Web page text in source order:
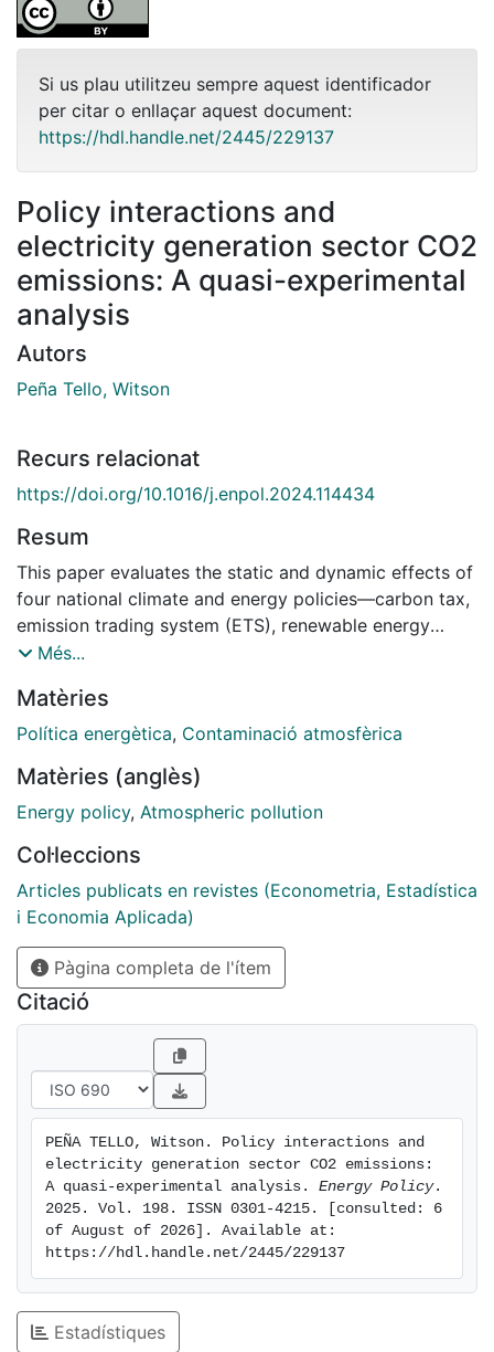
Si us plau utilitzeu sempre aquest identificador
per citar o enllaçar aquest document:
https://hdl.handle.net/2445/229137
Policy interactions and
electricity generation sector CO2
emissions: A quasi-experimental
analysis
Autors
Peña Tello, Witson
Recurs relacionat
https://doi.org/10.1016/j.enpol.2024.114434
Resum
This paper evaluates the static and dynamic effects of
four national climate and energy policies—carbon tax,
emission trading system (ETS), renewable energy
auctions, and feed-in policy—on reducing CO2
sector. Using a panel of 109 countries over 30 years,
this study applies difference-in-differences (DID) and
level, and geographic variations. Results show that
while most static policy interactions may not reduce
combined carbon pricing and renewable policies. The
dynamic interactions of ETS may have contributed to
CO2 emission reductions in countries that adopted
them, conditional on economic development and
governance. Carbon pricing and feed-in policies could
mitigate CO2 emissions by promoting renewable
energy supply and reducing carbon intensity. Using a
quasi-experimental approach, this study contributes to
the empirical literature on the effects of four key
policy interactions on CO2 emissions in global
electricity generation. The findings highlight the need
for tailored policy combinations to decarbonize the
electricity generation sector, considering each
country’s specific circumstances, such as development
level and governance.
Més...
Matèries
Política energètica, Contaminació atmosfèrica
Matèries (anglès)
Energy policy, Atmospheric pollution
Col·leccions
Articles publicats en revistes (Econometria, Estadística
i Economia Aplicada)
Pàgina completa de l'ítem
Citació
PEÑA TELLO, Witson. Policy interactions and
electricity generation sector CO2 emissions:
A quasi-experimental analysis. Energy Policy.
2025. Vol. 198. ISSN 0301-4215. [consulted: 6
of August of 2026]. Available at:
https://hdl.handle.net/2445/229137
Estadístiques